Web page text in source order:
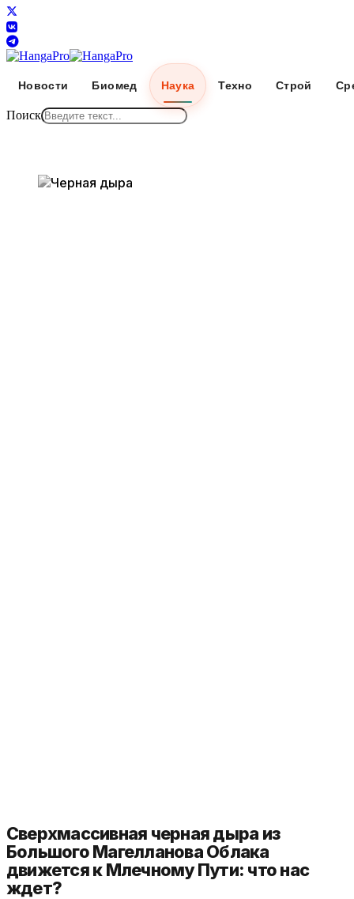
Новости Биомед Наука Техно Строй
Поиск
Сверхмассивная черная дыра из
Большого Магелланова Облака
движется к Млечному Пути: что нас
ждет?